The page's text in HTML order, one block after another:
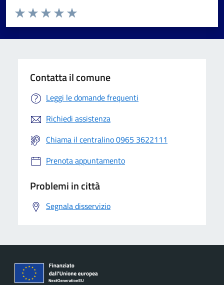
Valuta da 1 a 5 stelle la pagina
Valuta 5 stelle su 5
Valuta 4 stelle su 5
Valuta 3 stelle su 5
Valuta 2 stelle su 5
Valuta 1 stelle su 5
Contatta il comune
Leggi le domande frequenti
Richiedi assistenza
Chiama il centralino 0965 3622111
Prenota appuntamento
Problemi in città
Segnala disservizio